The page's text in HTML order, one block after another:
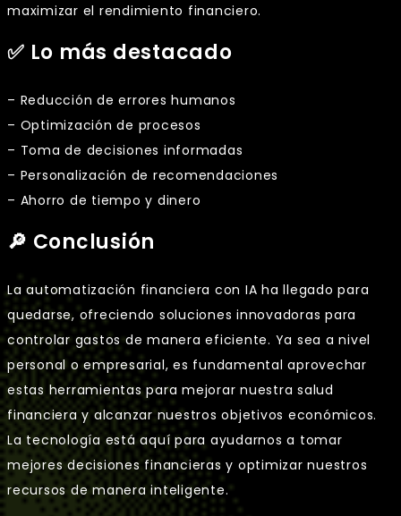
maximizar el rendimiento financiero.
✅ Lo más destacado
– Reducción de errores humanos
– Optimización de procesos
– Toma de decisiones informadas
– Personalización de recomendaciones
– Ahorro de tiempo y dinero
🔎 Conclusión
La automatización financiera con IA ha llegado para
quedarse, ofreciendo soluciones innovadoras para
controlar gastos de manera eficiente. Ya sea a nivel
personal o empresarial, es fundamental aprovechar
estas herramientas para mejorar nuestra salud
financiera y alcanzar nuestros objetivos económicos.
La tecnología está aquí para ayudarnos a tomar
mejores decisiones financieras y optimizar nuestros
recursos de manera inteligente.